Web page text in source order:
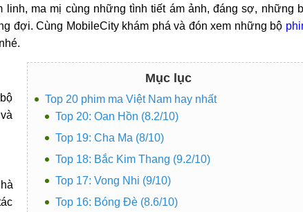
ma mị cùng những tình tiết ám ảnh, đáng sợ, những
đợi. Cùng MobileCity khám phá và đón xem những bộ
Mục lục
Top 20 phim ma Việt Nam hay nhất
Top 20: Oan Hồn (8.2/10)
Top 19: Cha Ma (8/10)
Top 18: Bắc Kim Thang (9.2/10)
Top 17: Vong Nhi (9/10)
Top 16: Bóng Đè (8.6/10)